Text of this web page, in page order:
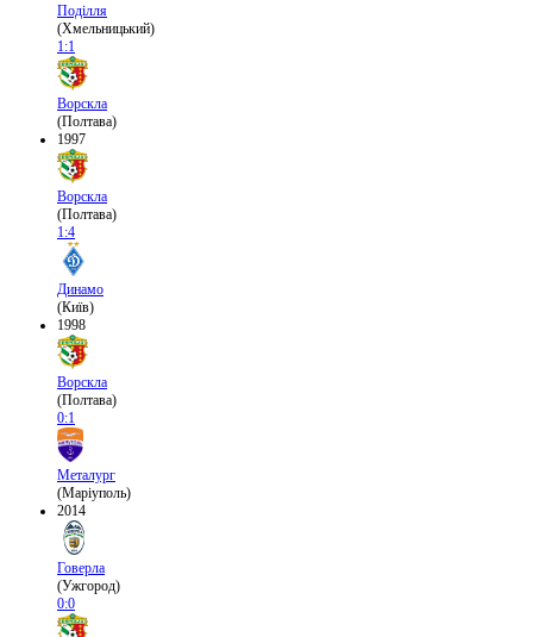
Поділля
(Хмельницький)
1:1
Ворскла
(Полтава)
1997
Ворскла
(Полтава)
1:4
Динамо
(Київ)
1998
Ворскла
(Полтава)
0:1
Металург
(Маріуполь)
2014
Говерла
(Ужгород)
0:0